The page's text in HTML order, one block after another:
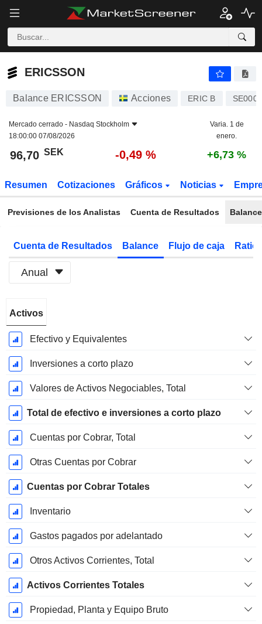
ERICSSON
ERICSSON
Balance ERICSSON Acciones ERIC B
Mercado cerrado - Nasdaq Stockholm
18:00:00 07/08/2026
Varia. 1 de
enero.
96,70 SEK -0,49 % +6,73 %
Resumen Cotizaciones Gráficos Noticias
Previsiones de los Analistas Cuenta de Resultados Balance
Cuenta de Resultados Balance Flujo de caja
Anual
fiscal:
Diciembre
Activos
Efectivo y Equivalentes
Inversiones a corto plazo
Valores de Activos Negociables, Total
Total de efectivo e inversiones a corto plazo
Cuentas por Cobrar, Total
Otras Cuentas por Cobrar
Cuentas por Cobrar Totales
Inventario
Gastos pagados por adelantado
Otros Activos Corrientes, Total
Activos Corrientes Totales
Propiedad, Planta y Equipo Bruto